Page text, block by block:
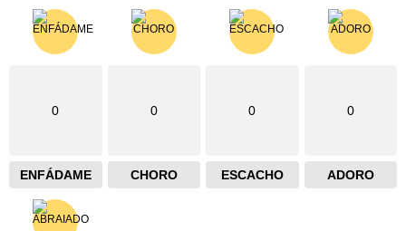
0
ENFÁDAME
0
CHORO
0
ESCACHO
0
ADORO